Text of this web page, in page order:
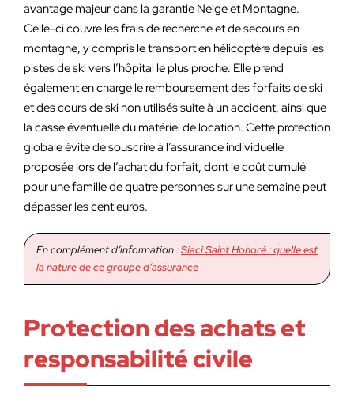
avantage majeur dans la garantie Neige et Montagne.
Celle-ci couvre les frais de recherche et de secours en
montagne, y compris le transport en hélicoptère depuis les
pistes de ski vers l’hôpital le plus proche. Elle prend
également en charge le remboursement des forfaits de ski
et des cours de ski non utilisés suite à un accident, ainsi que
la casse éventuelle du matériel de location. Cette protection
globale évite de souscrire à l’assurance individuelle
proposée lors de l’achat du forfait, dont le coût cumulé
pour une famille de quatre personnes sur une semaine peut
dépasser les cent euros.
En complément d’information :Siaci Saint Honoré : quelle est
la nature de ce groupe d’assurance
Protection des achats et
responsabilité civile